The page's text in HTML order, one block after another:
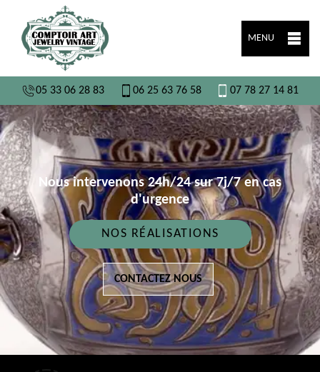
MENU
05 33 06 28 83 06 25 63 76 58 07 78 27 14 81
Nous intervenons 24h/24 sur 7j/7 en cas
d'urgence
NOS RÉALISATIONS
CONTACTEZ NOUS